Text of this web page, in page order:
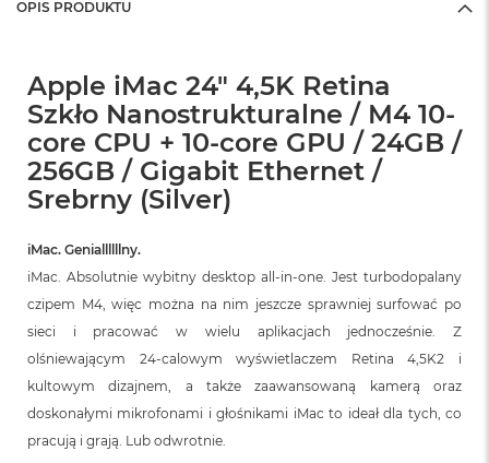
OPIS PRODUKTU
Apple iMac 24" 4,5K Retina
Szkło Nanostrukturalne / M4 10-
core CPU + 10-core GPU / 24GB /
256GB / Gigabit Ethernet /
Srebrny (Silver)
iMac. Geniallllllny.
iMac. Absolutnie wybitny desktop all‑in‑one. Jest turbodopalany
czipem M4, więc można na nim jeszcze sprawniej surfować po
sieci i pracować w wielu aplikacjach jednocześnie. Z
olśniewającym 24‑calowym wyświetlaczem Retina 4,5K2 i
kultowym dizajnem, a także zaawansowaną kamerą oraz
doskonałymi mikrofonami i głośnikami iMac to ideał dla tych, co
pracują i grają. Lub odwrotnie.